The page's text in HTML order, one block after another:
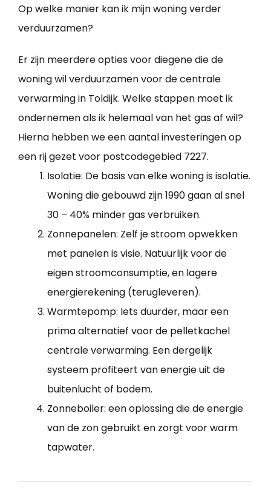
Op welke manier kan ik mijn woning verder
verduurzamen?
Er zijn meerdere opties voor diegene die de
woning wil verduurzamen voor de centrale
verwarming in Toldijk. Welke stappen moet ik
ondernemen als ik helemaal van het gas af wil?
Hierna hebben we een aantal investeringen op
een rij gezet voor postcodegebied 7227.
Isolatie: De basis van elke woning is isolatie.
Woning die gebouwd zijn 1990 gaan al snel
30 – 40% minder gas verbruiken.
Zonnepanelen: Zelf je stroom opwekken
met panelen is visie. Natuurlijk voor de
eigen stroomconsumptie, en lagere
energierekening (terugleveren).
Warmtepomp: Iets duurder, maar een
prima alternatief voor de pelletkachel
centrale verwarming. Een dergelijk
systeem profiteert van energie uit de
buitenlucht of bodem.
Zonneboiler: een oplossing die de energie
van de zon gebruikt en zorgt voor warm
tapwater.